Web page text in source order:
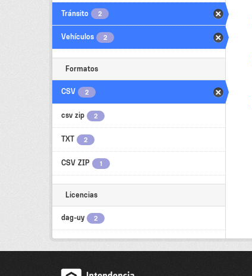
Tránsito 2
Vehículos 2
Formatos
CSV 2
csv zip 2
TXT 2
CSV ZIP 1
Licencias
dag-uy 2